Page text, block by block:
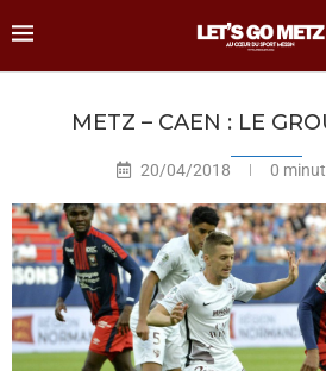
METZ – CAEN : LE
20/04/2018 0